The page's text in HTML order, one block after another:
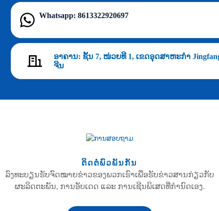
Whatsapp: 8613322920697
ອາຄານ: ຊັ້ນ 7, ໜ່ວຍທີ 1, ເຂດອຸດສາຫະກຳ
ຈີນ
ຕິດຕໍ່ພົວພັນກັນ
ລົງທະບຽນຮັບຈົດໝາຍຂ່າວຂອງພວກເຮົາເພື່ອຮັບຂ່າວສານກ່ຽວກັບ
ຜະລິດຕະພັນ, ການອັບເດດ ແລະ ການເຊີນພິເສດທີ່ກຳນົດເອງ.